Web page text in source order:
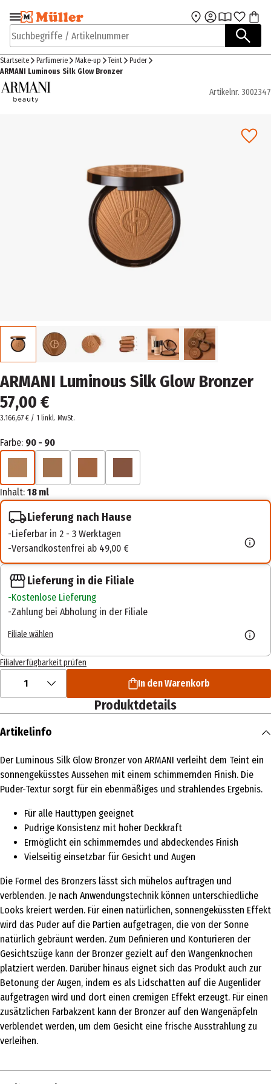
Zur Navigation
springen
Zum Hauptinhalt
Suchbegriffe / Artikelnummer
Startseite Parfümerie Make-up Teint
Puder
ARMANI Luminous Silk Glow Bronzer
Artikelnr. 3002347
ARMANI Luminous Silk Glow Bronzer
57,00 €
3.166,67 € / 1 linkl. MwSt.
Farbe: 90 - 90
Inhalt: 18 ml
Lieferung nach Hause
Lieferbar in 2 - 3 Werktagen
Versandkostenfrei ab 49,00 €
Lieferung in die Filiale
Kostenlose Lieferung
Zahlung bei Abholung in der Filiale
Filiale wählen
Filialverfügbarkeit prüfen
1 In den Warenkorb
Produktdetails
Artikelinfo
Der Luminous Silk Glow Bronzer von ARMANI verleiht dem Teint ein
sonnengeküsstes Aussehen mit einem schimmernden Finish. Die
Puder-Textur sorgt für ein ebenmäßiges und strahlendes Ergebnis.
Für alle Hauttypen geeignet
Pudrige Konsistenz mit hoher Deckkraft
Ermöglicht ein schimmerndes und abdeckendes Finish
Vielseitig einsetzbar für Gesicht und Augen
Die Formel des Bronzers lässt sich mühelos auftragen und
verblenden. Je nach Anwendungstechnik können unterschiedliche
Looks kreiert werden. Für einen natürlichen, sonnengeküssten Effekt
wird das Puder auf die Partien aufgetragen, die von der Sonne
natürlich gebräunt werden. Zum Definieren und Konturieren der
Gesichtszüge kann der Bronzer gezielt auf den Wangenknochen
platziert werden. Darüber hinaus eignet sich das Produkt auch zur
Betonung der Augen, indem es als Lidschatten auf die Augenlider
aufgetragen wird und dort einen cremigen Effekt erzeugt. Für einen
zusätzlichen Farbakzent kann der Bronzer auf den Wangenäpfeln
verblendet werden, um dem Gesicht eine frische Ausstrahlung zu
verleihen.